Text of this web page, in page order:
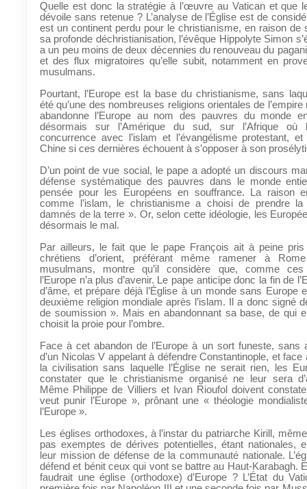
Quelle est donc la stratégie à l’œuvre au Vatican et que
dévoile sans retenue ? L’analyse de l’Église est de
est un continent perdu pour le christianisme, en raison de
sa profonde déchristianisation, l’évêque Hippolyte Simon
a un peu moins de deux décennies du renouveau du
et des flux migratoires qu’elle subit, notamment en
musulmans.
Pourtant, l’Europe est la base du christianisme, sans
été qu’une des nombreuses religions orientales de
abandonne l’Europe au nom des pauvres du monde
désormais sur l’Amérique du sud, sur l’Afrique où
concurrence avec l’islam et l’évangélisme protestant,
Chine si ces dernières échouent à s’opposer à son
D’un point de vue social, le pape a adopté un discours
défense systématique des pauvres dans le monde
pensée pour les Européens en souffrance. La raison
comme l’islam, le christianisme a choisi de prendre
damnés de la terre ». Or, selon cette idéologie, les
désormais le mal.
Par ailleurs, le fait que le pape François ait à peine
chrétiens d’orient, préférant même ramener à
musulmans, montre qu’il considère que, comme ces
l’Europe n’a plus d’avenir. Le pape anticipe donc la fin de
d’âme, et prépare déjà l’Église à un monde sans Europe
deuxième religion mondiale après l’islam. Il a donc signé
de soumission ». Mais en abandonnant sa base, de qui
choisit la proie pour l’ombre.
Face à cet abandon de l’Europe à un sort funeste, sans
d’un Nicolas V appelant à défendre Constantinople, et face
la civilisation sans laquelle l’Église ne serait rien, les
constater que le christianisme organisé ne leur sera
Même Philippe de Villiers et Ivan Rioufol doivent
veut punir l’Europe », prônant une « théologie
l’Europe ».
Les églises orthodoxes, à l’instar du patriarche Kirill,
pas exemptes de dérives potentielles, étant nationales,
leur mission de défense de la communauté nationale.
défend et bénit ceux qui vont se battre au Haut-Karabagh.
faudrait une église (orthodoxe) d’Europe ? L’État du